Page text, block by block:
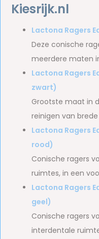
Kiesrijk.nl
Lactona Ragers
Deze conische
meerdere maten
Lactona Ragers
zwart)
Grootste maat in
reinigen van
Lactona Ragers
rood)
Conische ragers
ruimtes, in een
Lactona Ragers
geel)
Conische ragers
interdentale